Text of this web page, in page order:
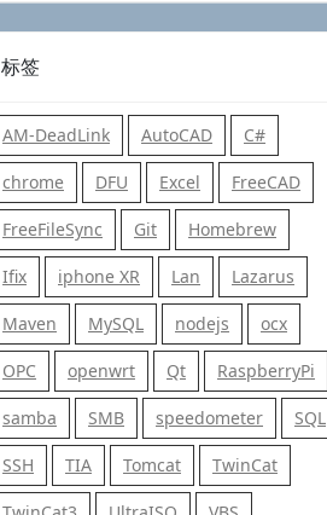
标签
AM-DeadLink AutoCAD C#
chrome DFU Excel FreeCAD
FreeFileSync Git Homebrew
Ifix iphone XR Lan Lazarus
Maven MySQL nodejs ocx
OPC openwrt Qt RaspberryPi
samba SMB speedometer SQL
SSH TIA Tomcat TwinCat